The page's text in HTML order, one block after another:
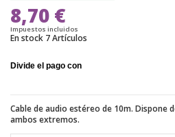
8,70 €
Impuestos incluidos
En stock 7 Artículos
Cable de audio estéreo de 10m. Dispone
ambos extremos.